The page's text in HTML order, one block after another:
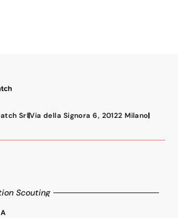
SrlVia della Signora 6, 20122 Milano
Scouting